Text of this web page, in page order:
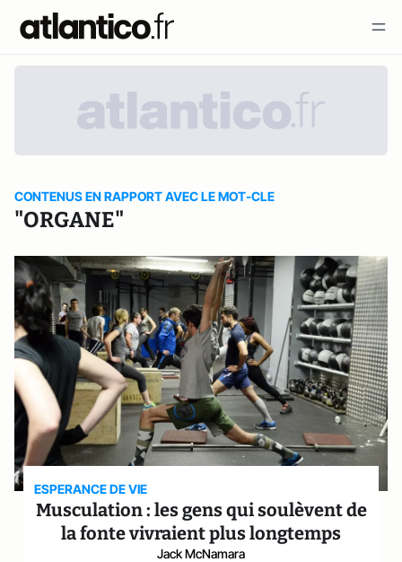
CONTENUS EN RAPPORT AVEC LE MOT-CLE
"ORGANE"
ESPERANCE DE VIE
Musculation : les gens qui soulèvent de
la fonte vivraient plus longtemps
Jack McNamara